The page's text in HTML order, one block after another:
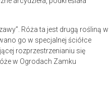
Róża ta jest drugą rośliną w
go w specjalnej ściółce
rozprzestrzenianiu się
w Ogrodach Zamku